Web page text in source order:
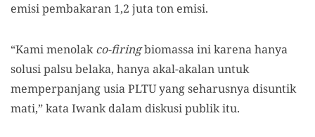
emisi pembakaran 1,2 juta ton emisi.
“Kami menolakco-firingbiomassa ini karena hanya
solusi palsu belaka, hanya akal-akalan untuk
memperpanjang usia PLTU yang seharusnya disuntik
mati,” kata Iwank dalam diskusi publik itu.